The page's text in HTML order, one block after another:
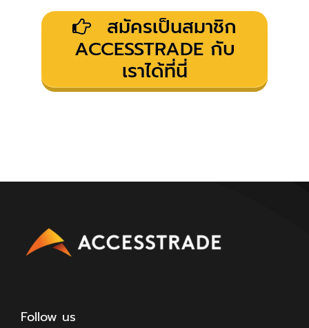
สมัครเป็นสมาชิก
ACCESSTRADE กับ
เราได้ที่นี่
Follow us